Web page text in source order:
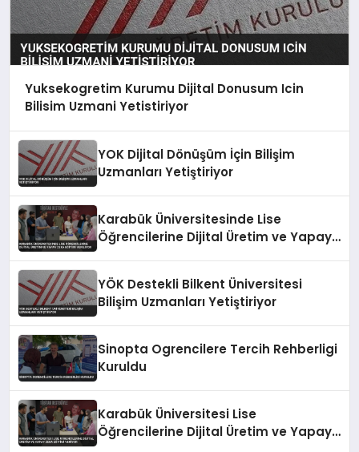
Yuksekogretim Kurumu Dijital Donusum Icin
Bilisim Uzmani Yetistiriyor
YOK Dijital Dönüşüm İçin Bilişim
Uzmanları Yetiştiriyor
Karabük Üniversitesinde Lise
Öğrencilerine Dijital Üretim ve Yapay
YÖK Destekli Bilkent Üniversitesi
Bilişim Uzmanları Yetiştiriyor
Sinopta Ogrencilere Tercih Rehberligi
Kuruldu
Karabük Üniversitesi Lise
Öğrencilerine Dijital Üretim ve Yapay